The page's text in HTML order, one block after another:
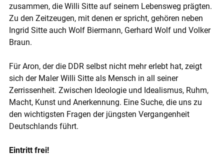
zusammen, die Willi Sitte auf seinem Lebensweg prägten.
Zu den Zeitzeugen, mit denen er spricht, gehören neben
Ingrid Sitte auch Wolf Biermann, Gerhard Wolf und Volker
Braun.
Für Aron, der die DDR selbst nicht mehr erlebt hat, zeigt
sich der Maler Willi Sitte als Mensch in all seiner
Zerrissenheit. Zwi­schen Ideologie und Idealismus, Ruhm,
Macht, Kunst und Anerkennung. Eine Suche, die uns zu
den wichtigsten Fragen der jüngsten Vergangenheit
Deutschlands führt.
Eintritt frei!